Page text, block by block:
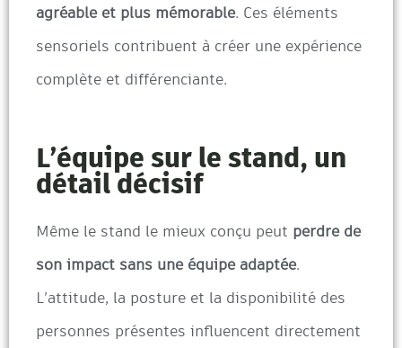
agréable et plus mémorable. Ces éléments
sensoriels contribuent à créer une expérience
complète et différenciante.
L’équipe sur le stand, un
détail décisif
Même le stand le mieux conçu peut perdre de
son impact sans une équipe adaptée.
L’attitude, la posture et la disponibilité des
personnes présentes influencent directement